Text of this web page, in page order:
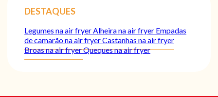
DESTAQUES
Legumes na air fryerAlheira na air fryer Empadas
de camarão na air fryerCastanhas na air fryer
Broas na air fryerQueques na air fryer